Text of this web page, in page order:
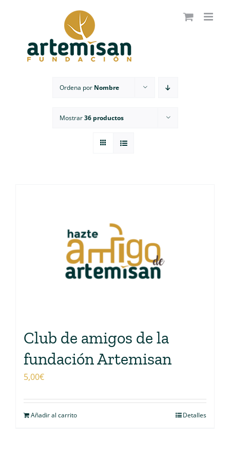
Ordena por Nombre
Mostrar36 productos
Club de amigos de la
fundación Artemisan
5,00€
Añadir al carrito Detalles